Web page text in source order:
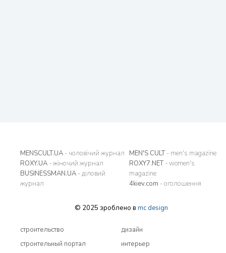
MENSCULT.UA - чоловічий журнал
ROXY.UA - жіночий журнал
BUSINESSMAN.UA - діловий
журнал
MEN'S CULT- men's magazine
ROXY7.NET- women's
magazine
4kiev.com - оголошення
© 2025 зроблено в mc design
строительство
строительный портал
дизайн
интерьер